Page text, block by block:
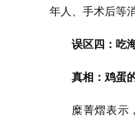
年人、手术后等
误区四：吃
真相：鸡蛋
糜菁熠表示